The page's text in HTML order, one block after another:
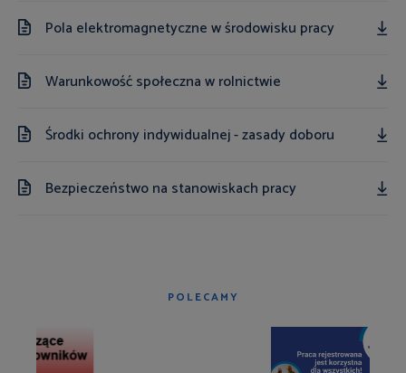
Pola elektromagnetyczne w środowisku pracy
Warunkowość społeczna w rolnictwie
Środki ochrony indywidualnej - zasady doboru
Bezpieczeństwo na stanowiskach pracy
POLECAMY